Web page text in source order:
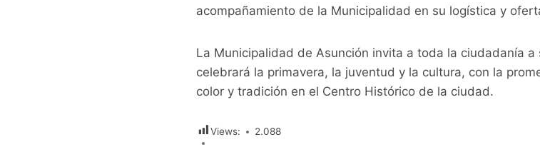
acompañamiento de la Municipalidad en su logística y
La Municipalidad de Asunción invita a toda la ciudadanía
celebrará la primavera, la juventud y la cultura, con la
color y tradición en el Centro Histórico de la ciudad.
Views: 2.088